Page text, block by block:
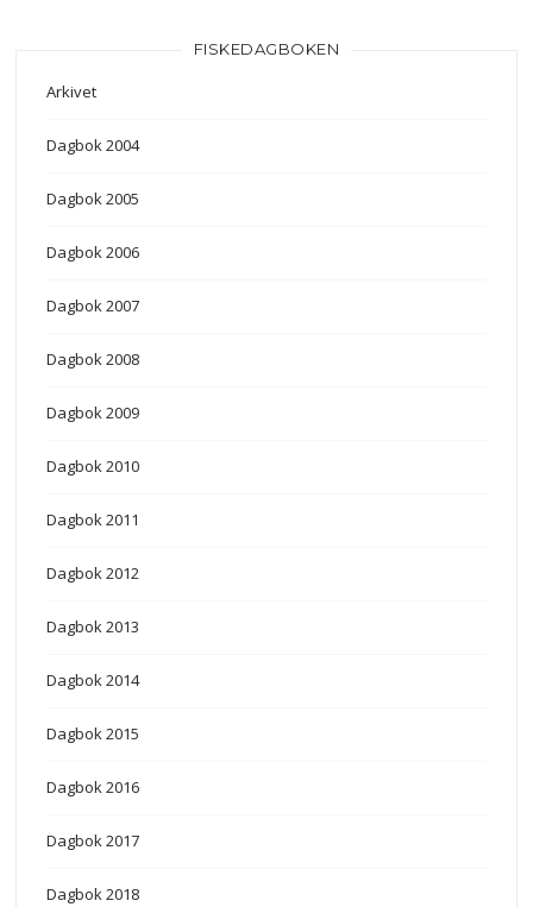
FISKEDAGBOKEN
Arkivet
Dagbok 2004
Dagbok 2005
Dagbok 2006
Dagbok 2007
Dagbok 2008
Dagbok 2009
Dagbok 2010
Dagbok 2011
Dagbok 2012
Dagbok 2013
Dagbok 2014
Dagbok 2015
Dagbok 2016
Dagbok 2017
Dagbok 2018